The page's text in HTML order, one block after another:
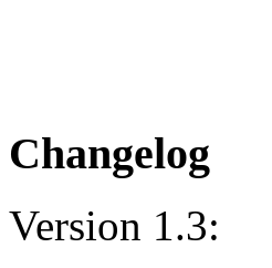
Changelog
Version 1.3: